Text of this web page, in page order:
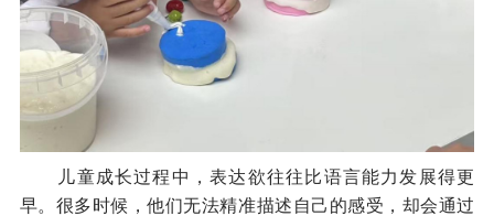
儿童成长过程中，表达欲往往比语言能力发展得更
早。很多时候，他们无法精准描述自己的感受，却会通过